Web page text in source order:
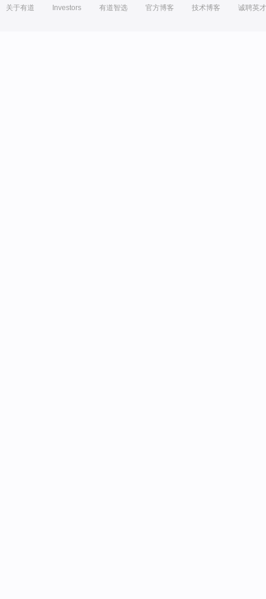
关于有道 Investors 有道智选 官方博客 技术博客 诚聘英才